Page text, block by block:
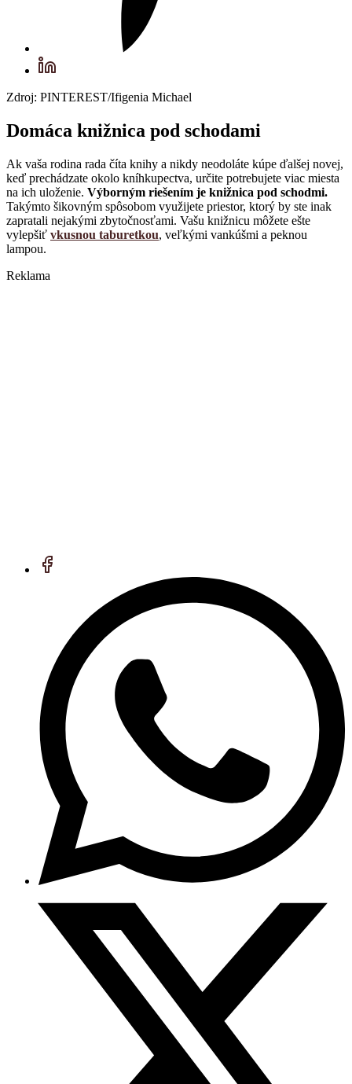
Zdroj: PINTEREST/Ifigenia Michael
Domáca knižnica pod schodami
Ak vaša rodina rada číta knihy a nikdy neodoláte kúpe ďalšej novej,
keď prechádzate okolo kníhkupectva, určite potrebujete viac miesta
na ich uloženie. Výborným riešením je knižnica pod schodmi.
Takýmto šikovným spôsobom využijete priestor, ktorý by ste inak
zapratali nejakými zbytočnosťami. Vašu knižnicu môžete ešte
vylepšiť vkusnou taburetkou, veľkými vankúšmi a peknou
lampou.
Reklama